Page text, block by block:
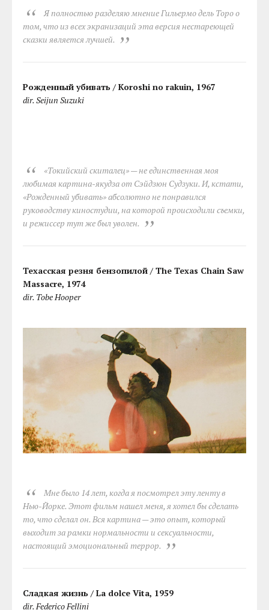
Я полностью разделяю мнение Гильермо дель Торо о
том, что из всех экранизаций эта версия нестареющей
сказки является лучшей.
Рожденный убивать / Koroshi no rakuin, 1967
dir. Seijun Suzuki
«Токийский скиталец» — не единственная моя
любимая картина-якудза от Сэйдзюн Судзуки. И, кстати,
«Рожденный убивать» абсолютно не понравился
руководству киностудии, на которой происходили съемки,
и режиссер тут же был уволен.
Техасская резня бензопилой / The Texas Chain Saw
Massacre, 1974
dir. Tobe Hooper
Мне было 14 лет, когда я посмотрел эту ленту в
Нью-Йорке. Этот фильм нашел меня, я хотел бы сделать
то, что сделал он. Вся картина — это опыт, который
выходит за рамки нормальности и сексуальности,
настоящий эмоциональный террор.
Сладкая жизнь / La dolce Vita, 1959
dir. Federico Fellini